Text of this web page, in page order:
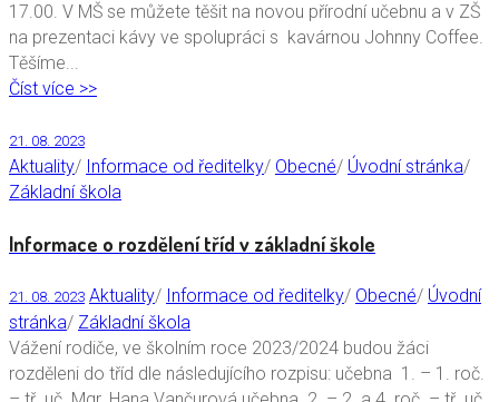
17.00. V MŠ se můžete těšit na novou přírodní učebnu a v ZŠ
na prezentaci kávy ve spolupráci s kavárnou Johnny Coffee.
Těšíme...
Číst více >>
21. 08. 2023
Aktuality/ Informace od ředitelky/ Obecné/ Úvodní stránka/
Základní škola
Informace o rozdělení tříd v základní škole
21. 08. 2023 Aktuality/ Informace od ředitelky/ Obecné/ Úvodní
stránka/ Základní škola
Vážení rodiče, ve školním roce 2023/2024 budou žáci
rozděleni do tříd dle následujícího rozpisu: učebna 1. – 1. roč.